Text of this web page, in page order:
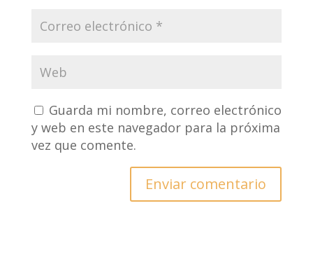
Guarda mi nombre, correo electrónico
y web en este navegador para la próxima
vez que comente.